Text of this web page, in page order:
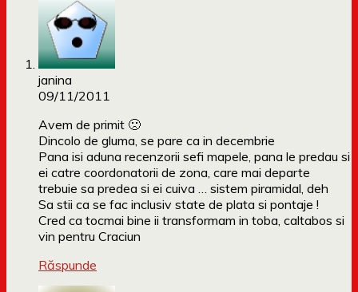
janina
09/11/2011
Avem de primit 🙁
Dincolo de gluma, se pare ca in decembrie
Pana isi aduna recenzorii sefi mapele, pana le predau si
ei catre coordonatorii de zona, care mai departe
trebuie sa predea si ei cuiva … sistem piramidal, deh
Sa stii ca se fac inclusiv state de plata si pontaje !
Cred ca tocmai bine ii transformam in toba, caltabos si
vin pentru Craciun
Răspunde